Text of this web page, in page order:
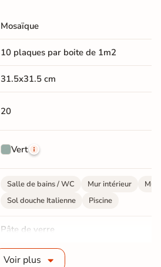
Mosaïque
10 plaques par boite de 1m2
31.5x31.5 cm
20
Vert
Salle de bains / WC Mur intérieur
Mur
Sol douche Italienne
Piscine
Pâte de verre
3 mm
Voir plus